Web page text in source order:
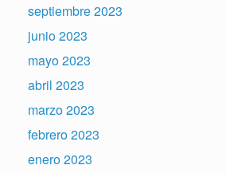
septiembre 2023
junio 2023
mayo 2023
abril 2023
marzo 2023
febrero 2023
enero 2023